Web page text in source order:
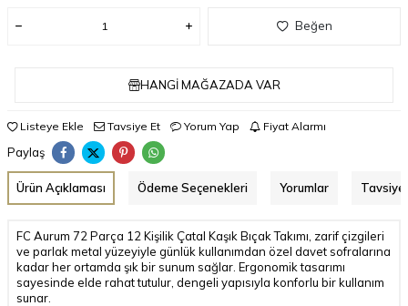
Beğen
HANGI MAĞAZADA VAR
Listeye Ekle Tavsiye Et Yorum Yap Fiyat Alarmı
Paylaş
Ürün Açıklaması Ödeme Seçenekleri Yorumlar Tavsiye
FC Aurum 72 Parça 12 Kişilik Çatal Kaşık Bıçak Takımı, zarif çizgileri
ve parlak metal yüzeyiyle günlük kullanımdan özel davet sofralarına
kadar her ortamda şık bir sunum sağlar. Ergonomik tasarımı
sayesinde elde rahat tutulur, dengeli yapısıyla konforlu bir kullanım
sunar.